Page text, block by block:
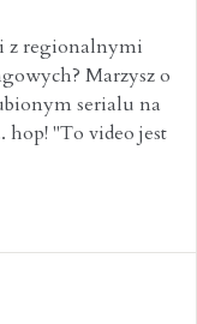
z regionalnymi
Marzysz o
serialu na
"To video jest